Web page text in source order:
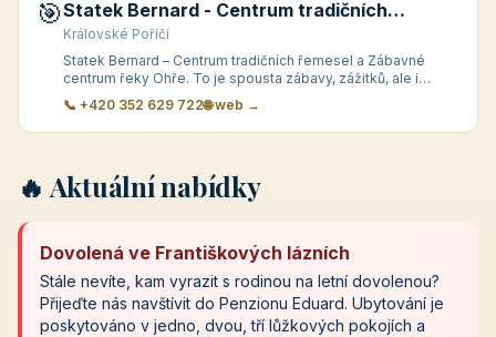
🎯Statek Bernard - Centrum tradičních
řemesel
Královské Poříčí
Statek Bernard – Centrum tradičních řemesel a Zábavné
centrum řeky Ohře. To je spousta zábavy, zážitků, ale i
hodinové rychlokurzy a kurzy několikadenn&
📞 +420 352 629 722🌐 web →
🔥 Aktuální nabídky
Dovolená ve Františkových lázních
Stále nevíte, kam vyrazit s rodinou na letní dovolenou?
Přijeďte nás navštívit do Penzionu Eduard. Ubytování je
poskytováno v jedno, dvou, tří lůžkových pokojích a